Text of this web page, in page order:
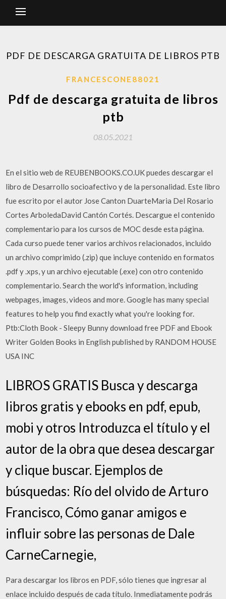
PDF DE DESCARGA GRATUITA DE LIBROS PTB
FRANCESCONE88021
Pdf de descarga gratuita de libros
ptb
08.05.2021
En el sitio web de REUBENBOOKS.CO.UK puedes descargar el
libro de Desarrollo socioafectivo y de la personalidad. Este libro
fue escrito por el autor Jose Canton DuarteMaria Del Rosario
Cortes ArboledaDavid Cantón Cortés. Descargue el contenido
complementario para los cursos de MOC desde esta página.
Cada curso puede tener varios archivos relacionados, incluido
un archivo comprimido (.zip) que incluye contenido en formatos
.pdf y .xps, y un archivo ejecutable (.exe) con otro contenido
complementario. Search the world's information, including
webpages, images, videos and more. Google has many special
features to help you find exactly what you're looking for.
Ptb:Cloth Book - Sleepy Bunny download free PDF and Ebook
Writer Golden Books in English published by RANDOM HOUSE
USA INC
LIBROS GRATIS Busca y descarga
libros gratis y ebooks en pdf, epub,
mobi y otros Introduzca el título y el
autor de la obra que desea descargar
y clique buscar. Ejemplos de
búsquedas: Río del olvido de Arturo
Francisco, Cómo ganar amigos e
influir sobre las personas de Dale
CarneCarnegie,
Para descargar los libros en PDF, sólo tienes que ingresar al
enlace incluido después de cada título. Inmediatamente podrás